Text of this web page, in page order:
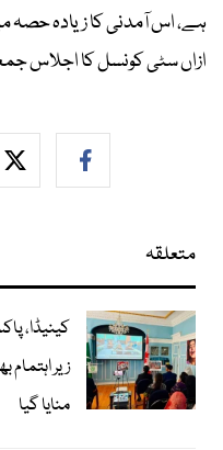
ہے، اس آمدنی کا زیادہ حصہ
ازاں سٹی کونسل کا اجلاس
متعلقہ
کینیڈا،
زیر
منایا گیا